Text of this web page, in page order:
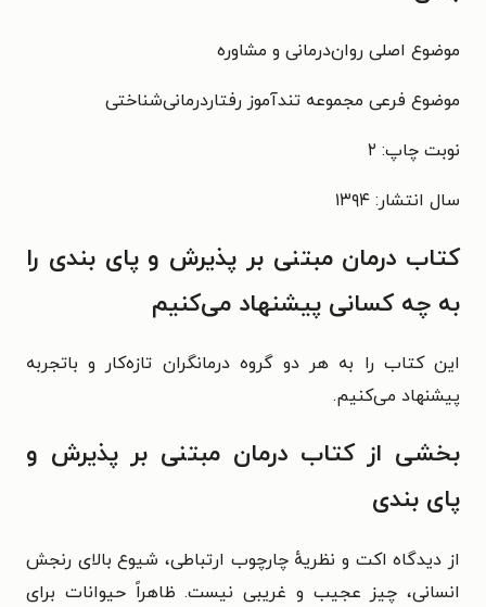
موضوع اصلی روان‌درمانی و مشاوره
موضوع فرعی مجموعه تندآموز رفتاردرمانی‌شناختی
نوبت چاپ: ۲
سال انتشار: ۱۳۹۴
کتاب درمان مبتنی بر پذیرش و پای بندی را
به چه کسانی پیشنهاد می‌کنیم
این کتاب را به هر دو گروه درمانگران تازه‌کار و باتجربه
پیشنهاد می‌کنیم.
بخشی از کتاب درمان مبتنی بر پذیرش و
پای بندی
از دیدگاه اکت و نظریهٔ چارچوب ارتباطی، شیوع بالای رنجش
انسانی، چیز عجیب و غریبی نیست. ظاهراً حیوانات برای